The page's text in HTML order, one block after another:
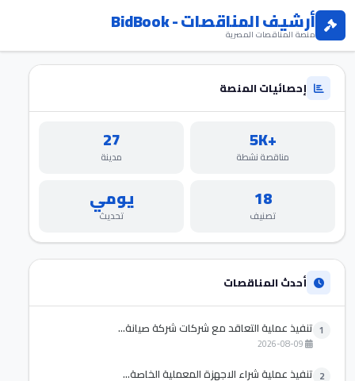
أرشيف المناقصات - BidBook
منصة المناقصات المصرية
إحصائيات المنصة
+5K
مناقصة نشطة
27
مدينة
18
تصنيف
يومي
تحديث
أحدث المناقصات
1 تنفيذ عملية التعاقد مع شركات شركة صيانة...
2 تنفيذ عملية شراء الاجهزة المعملية الخاصة...